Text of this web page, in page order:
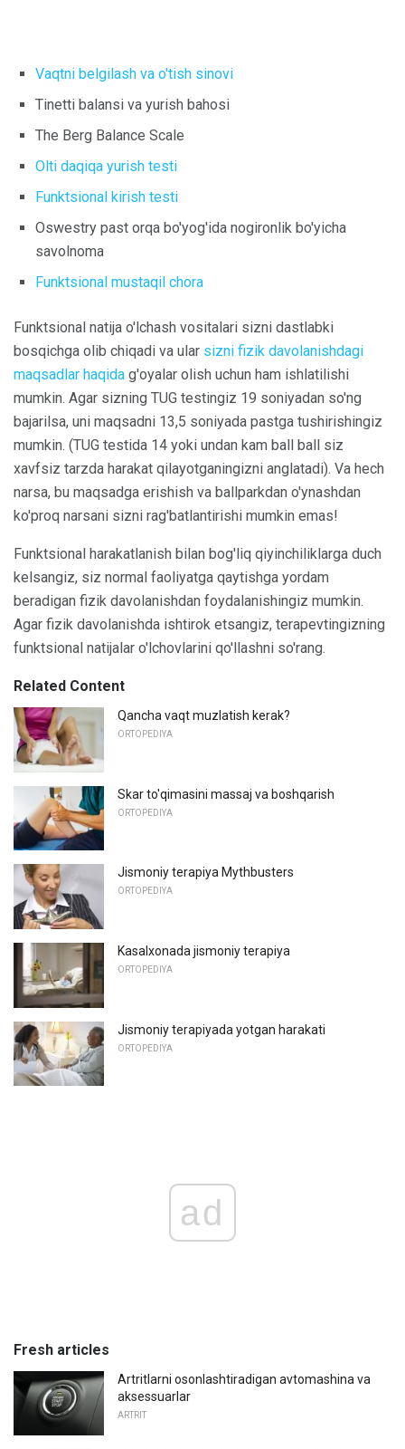
Vaqtni belgilash va o'tish sinovi
Tinetti balansi va yurish bahosi
The Berg Balance Scale
Olti daqiqa yurish testi
Funktsional kirish testi
Oswestry past orqa bo'yog'ida nogironlik bo'yicha
savolnoma
Funktsional mustaqil chora
Funktsional natija o'lchash vositalari sizni dastlabki
bosqichga olib chiqadi va ular sizni fizik davolanishdagi
maqsadlar haqida g'oyalar olish uchun ham ishlatilishi
mumkin. Agar sizning TUG testingiz 19 soniyadan so'ng
bajarilsa, uni maqsadni 13,5 soniyada pastga tushirishingiz
mumkin. (TUG testida 14 yoki undan kam ball ball siz
xavfsiz tarzda harakat qilayotganingizni anglatadi). Va hech
narsa, bu maqsadga erishish va ballparkdan o'ynashdan
ko'proq narsani sizni rag'batlantirishi mumkin emas!
Funktsional harakatlanish bilan bog'liq qiyinchiliklarga duch
kelsangiz, siz normal faoliyatga qaytishga yordam
beradigan fizik davolanishdan foydalanishingiz mumkin.
Agar fizik davolanishda ishtirok etsangiz, terapevtingizning
funktsional natijalar o'lchovlarini qo'llashni so'rang.
Related Content
Qancha vaqt muzlatish kerak?
ORTOPEDIYA
Skar to'qimasini massaj va boshqarish
ORTOPEDIYA
Jismoniy terapiya Mythbusters
ORTOPEDIYA
Kasalxonada jismoniy terapiya
ORTOPEDIYA
Jismoniy terapiyada yotgan harakati
ORTOPEDIYA
ad
Fresh articles
Artritlarni osonlashtiradigan avtomashina va
aksessuarlar
ARTRIT